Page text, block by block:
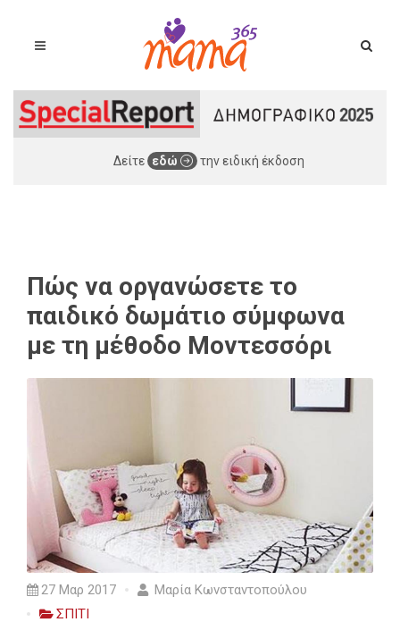
Δείτε εδώ την ειδική έκδοση
Πώς να οργανώσετε το
παιδικό δωμάτιο σύμφωνα
με τη μέθοδο Μοντεσσόρι
27 Μαρ 2017
Μαρία Κωνσταντοπούλου
ΣΠΙΤΙ